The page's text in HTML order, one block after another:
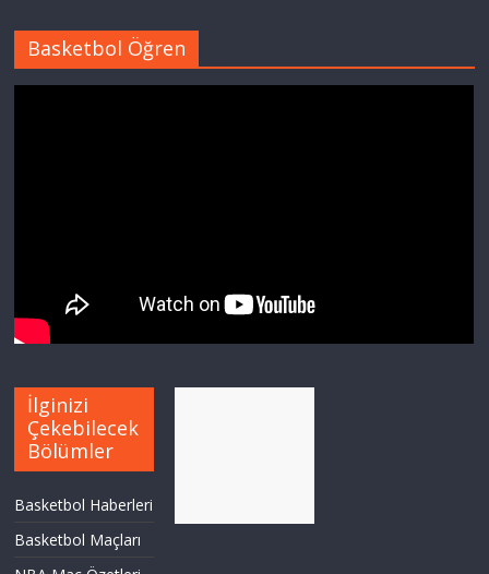
Basketbol Öğren
İlginizi
Çekebilecek
Bölümler
Basketbol Haberleri
Basketbol Maçları